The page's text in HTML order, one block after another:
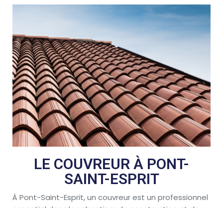
LE COUVREUR À PONT-
SAINT-ESPRIT
À Pont-Saint-Esprit, un couvreur est un professionnel